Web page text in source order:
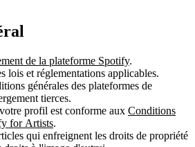
de la plateforme Spotify.
lois et réglementations applicables.
générales des plateformes de
tierces.
profil est conforme aux Conditions
for Artists.
qui enfreignent les droits de propriété